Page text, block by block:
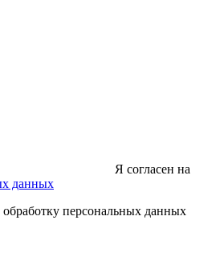
Я согласен на
данных
персональных данных